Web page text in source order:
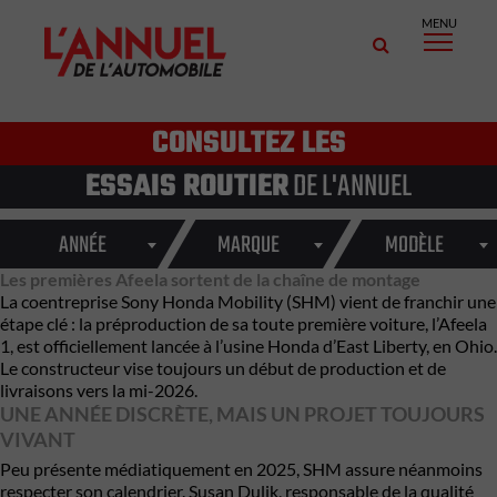
MENU
CONSULTEZ LES
ESSAIS ROUTIERDE L'ANNUEL
ANNÉE MARQUE MODÈLE
Les premières Afeela sortent de la chaîne de montage
La coentreprise Sony Honda Mobility (SHM) vient de franchir une
étape clé : la préproduction de sa toute première voiture, l’Afeela
1, est officiellement lancée à l’usine Honda d’East Liberty, en Ohio.
Le constructeur vise toujours un début de production et de
livraisons vers la mi-2026.
UNE ANNÉE DISCRÈTE, MAIS UN PROJET TOUJOURS
VIVANT
Peu présente médiatiquement en 2025, SHM assure néanmoins
respecter son calendrier. Susan Dulik, responsable de la qualité